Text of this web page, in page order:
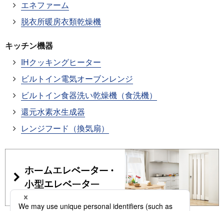
エネファーム
脱衣所暖房衣類乾燥機
キッチン機器
IHクッキングヒーター
ビルトイン電気オーブンレンジ
ビルトイン食器洗い乾燥機（食洗機）
還元水素水生成器
レンジフード（換気扇）